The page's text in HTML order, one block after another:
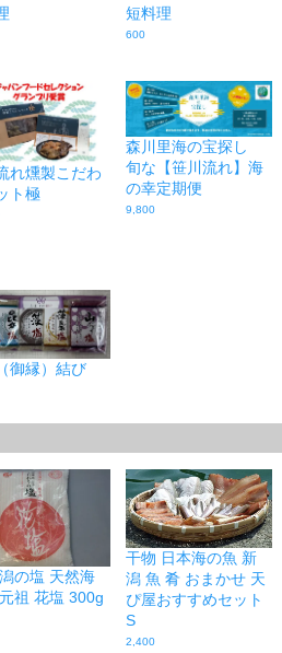
短料理
600
れ燻製こだわ
ト極
森川里海の宝探し
旬な【笹川流れ】海
の幸定期便
9,800
御縁）結び
の塩 天然海
祖 花塩 300g
干物 日本海の魚 新
潟 魚 肴 おまかせ 天
ぴ屋おすすめセット
S
2,400